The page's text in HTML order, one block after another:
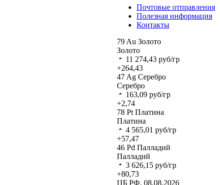
Почтовые отправления
Полезная информация
Контакты
79 Au Золото
Золото
11 274,43 руб/гр
+264,43
47 Ag Серебро
Серебро
163,09 руб/гр
+2,74
78 Pt Платина
Платина
4 565,01 руб/гр
+57,47
46 Pd Палладий
Палладий
3 626,15 руб/гр
+80,73
ЦБ РФ, 08.08.2026